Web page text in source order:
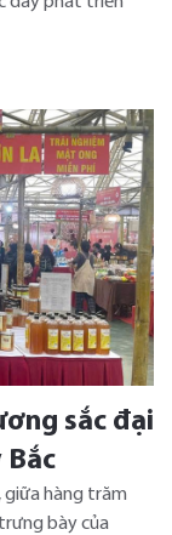
sắc đại
Bắc
giữa hàng trăm
bày của